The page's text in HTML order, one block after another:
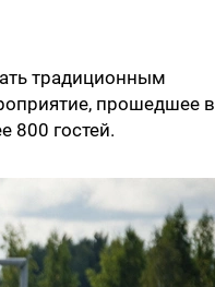
традиционным
прошедшее в
800 гостей.